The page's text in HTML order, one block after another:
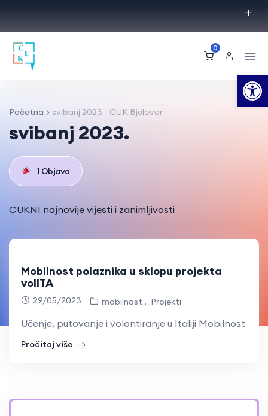
0
Početna svibanj 2023 - CUK Bjelovar
svibanj 2023.
1 Objava
CUKNI najnovije vijesti i zanimljivosti
Mobilnost polaznika u sklopu projekta
volITA
29/05/2023 mobilnost Projekti
Učenje, putovanje i volontiranje u Italiji Mobilnost
Pročitaj više